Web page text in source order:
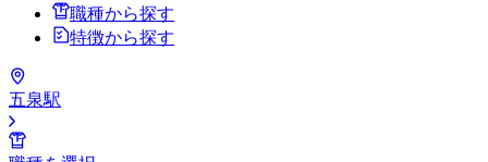
職種から探す
特徴から探す
五泉駅